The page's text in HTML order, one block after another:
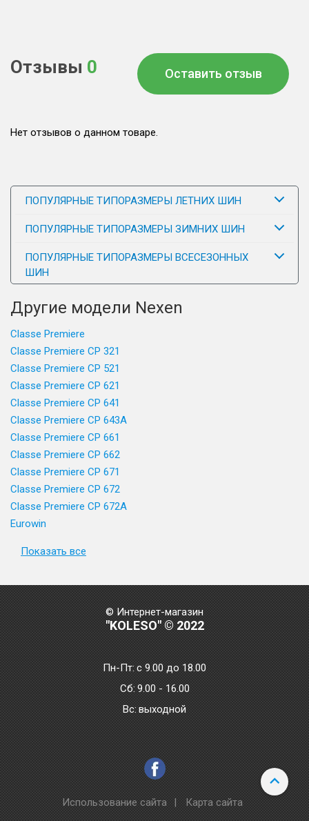
Отзывы 0 Оставить отзыв
Нет отзывов о данном товаре.
ПОПУЛЯРНЫЕ ТИПОРАЗМЕРЫ ЛЕТНИХ ШИН
ПОПУЛЯРНЫЕ ТИПОРАЗМЕРЫ ЗИМНИХ ШИН
ПОПУЛЯРНЫЕ ТИПОРАЗМЕРЫ ВСЕСЕЗОННЫХ
ШИН
Другие модели Nexen
Classe Premiere
Classe Premiere CP 321
Classe Premiere CP 521
Classe Premiere CP 621
Classe Premiere CP 641
Classe Premiere CP 643A
Classe Premiere CP 661
Classe Premiere CP 662
Classe Premiere CP 671
Classe Premiere CP 672
Classe Premiere CP 672A
Eurowin
Показать все
© Интернет-магазин
"KOLESO" © 2022
Пн-Пт:с 9.00 до 18.00
Сб: 9.00 - 16.00
Bc: выходной
Использование сайта | Карта сайта